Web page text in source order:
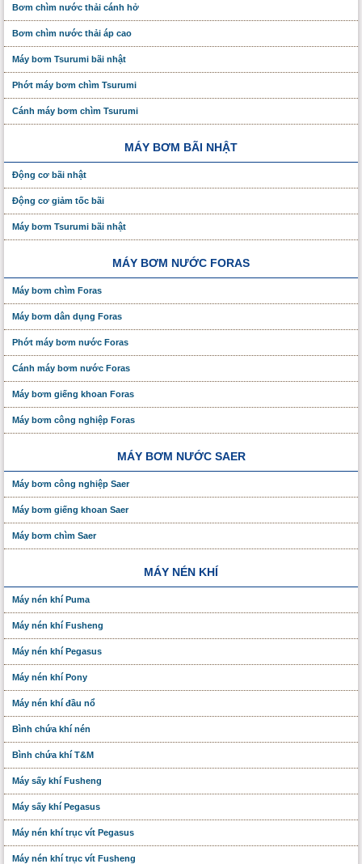
Bơm chìm nước thải cánh hở
Bơm chìm nước thải áp cao
Máy bơm Tsurumi bãi nhật
Phớt máy bơm chìm Tsurumi
Cánh máy bơm chìm Tsurumi
MÁY BƠM BÃI NHẬT
Động cơ bãi nhật
Động cơ giảm tốc bãi
Máy bơm Tsurumi bãi nhật
MÁY BƠM NƯỚC FORAS
Máy bơm chìm Foras
Máy bơm dân dụng Foras
Phớt máy bơm nước Foras
Cánh máy bơm nước Foras
Máy bơm giếng khoan Foras
Máy bơm công nghiệp Foras
MÁY BƠM NƯỚC SAER
Máy bơm công nghiệp Saer
Máy bơm giếng khoan Saer
Máy bơm chìm Saer
MÁY NÉN KHÍ
Máy nén khí Puma
Máy nén khí Fusheng
Máy nén khí Pegasus
Máy nén khí Pony
Máy nén khí đầu nổ
Bình chứa khí nén
Bình chứa khí T&M
Máy sấy khí Fusheng
Máy sấy khí Pegasus
Máy nén khí trục vít Pegasus
Máy nén khí trục vít Fusheng